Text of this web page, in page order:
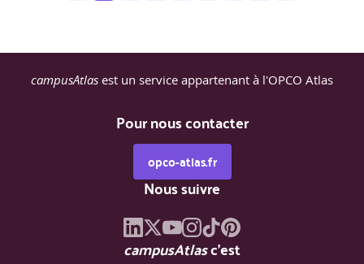
campusAtlas est un service appartenant à l'OPCO Atlas
Pour nous contacter
opco-atlas.fr
Nous suivre
campusAtlasc'est